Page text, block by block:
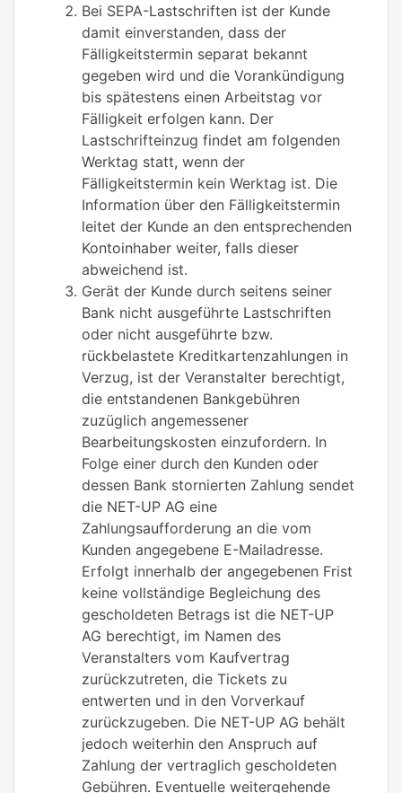
Bei SEPA-Lastschriften ist der Kunde
damit einverstanden, dass der
Fälligkeitstermin separat bekannt
gegeben wird und die Vorankündigung
bis spätestens einen Arbeitstag vor
Fälligkeit erfolgen kann. Der
Lastschrifteinzug findet am folgenden
Werktag statt, wenn der
Fälligkeitstermin kein Werktag ist. Die
Information über den Fälligkeitstermin
leitet der Kunde an den entsprechenden
Kontoinhaber weiter, falls dieser
abweichend ist.
Gerät der Kunde durch seitens seiner
Bank nicht ausgeführte Lastschriften
oder nicht ausgeführte bzw.
rückbelastete Kreditkartenzahlungen in
Verzug, ist der Veranstalter berechtigt,
die entstandenen Bankgebühren
zuzüglich angemessener
Bearbeitungskosten einzufordern. In
Folge einer durch den Kunden oder
dessen Bank stornierten Zahlung sendet
die NET-UP AG eine
Zahlungsaufforderung an die vom
Kunden angegebene E-Mailadresse.
Erfolgt innerhalb der angegebenen Frist
keine vollständige Begleichung des
gescholdeten Betrags ist die NET-UP
AG berechtigt, im Namen des
Veranstalters vom Kaufvertrag
zurückzutreten, die Tickets zu
entwerten und in den Vorverkauf
zurückzugeben. Die NET-UP AG behält
jedoch weiterhin den Anspruch auf
Zahlung der vertraglich gescholdeten
Gebühren. Eventuelle weitergehende